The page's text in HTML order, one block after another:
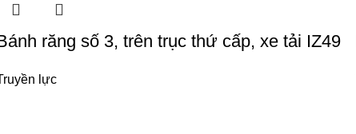
răng số 3, trên trục thứ cấp, xe tải IZ49
lực